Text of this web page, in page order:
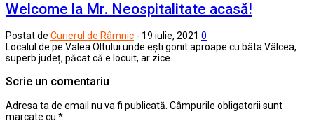
Welcome la Mr. Neospitalitate acasă!
Postat de Curierul de Râmnic - 19 iulie, 2021 0
Localul de pe Valea Oltului unde ești gonit aproape cu bâta Vâlcea,
superb județ, păcat că e locuit, ar zice…
Scrie un comentariu
Adresa ta de email nu va fi publicată. Câmpurile obligatorii sunt
marcate cu *